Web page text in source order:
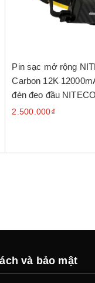
Pin sạc mở rộng
Carbon 12K
đèn đeo đầu
2.500.000₫
và bảo mật